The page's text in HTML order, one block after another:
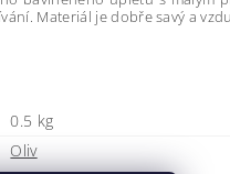
Materiál je dobře savý a
0.5 kg
Oliv